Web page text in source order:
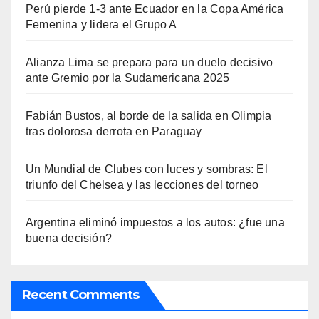
Perú pierde 1-3 ante Ecuador en la Copa América
Femenina y lidera el Grupo A
Alianza Lima se prepara para un duelo decisivo
ante Gremio por la Sudamericana 2025
Fabián Bustos, al borde de la salida en Olimpia
tras dolorosa derrota en Paraguay
Un Mundial de Clubes con luces y sombras: El
triunfo del Chelsea y las lecciones del torneo
Argentina eliminó impuestos a los autos: ¿fue una
buena decisión?
Recent Comments